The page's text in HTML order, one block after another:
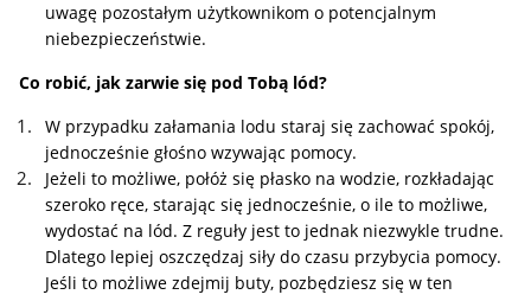
uwagę pozostałym użytkownikom o potencjalnym
niebezpieczeństwie.
Co robić, jak zarwie się pod Tobą lód?
W przypadku załamania lodu staraj się zachować spokój,
jednocześnie głośno wzywając pomocy.
Jeżeli to możliwe, połóż się płasko na wodzie, rozkładając
szeroko ręce, starając się jednocześnie, o ile to możliwe,
wydostać na lód. Z reguły jest to jednak niezwykle trudne.
Dlatego lepiej oszczędzaj siły do czasu przybycia pomocy.
Jeśli to możliwe zdejmij buty, pozbędziesz się w ten